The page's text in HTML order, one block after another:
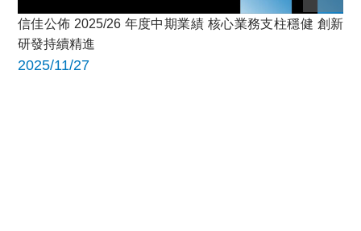
信佳公佈 2025/26 年度中期業績 核心業務支柱穩健 創新
研發持續精進
2025/11/27